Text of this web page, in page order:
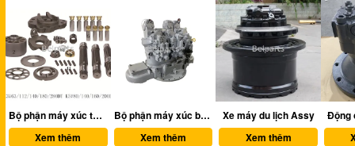
Bộ phận máy xúc bơm thủy lực
Xem thêm
Xe máy du lịch Assy
Xem thêm
Động cơ swing Assy
Xem thêm